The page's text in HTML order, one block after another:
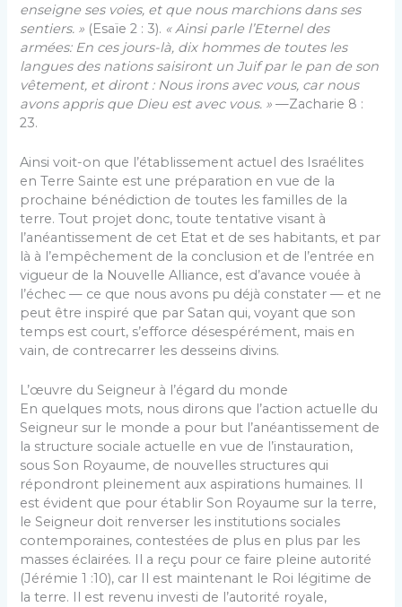
enseigne ses voies, et que nous marchions dans ses
sentiers. » (Esaïe 2 : 3). « Ainsi parle l’Eternel des
armées: En ces jours-là, dix hommes de toutes les
langues des nations saisiront un Juif par le pan de son
vêtement, et diront : Nous irons avec vous, car nous
avons appris que Dieu est avec vous. » —Zacharie 8 :
23.
Ainsi voit-on que l’établissement actuel des Israélites
en Terre Sainte est une préparation en vue de la
prochaine bénédiction de toutes les familles de la
terre. Tout projet donc, toute tentative visant à
l’anéantissement de cet Etat et de ses habitants, et par
là à l’empêchement de la conclusion et de l’entrée en
vigueur de la Nouvelle Alliance, est d’avance vouée à
l’échec — ce que nous avons pu déjà constater — et ne
peut être inspiré que par Satan qui, voyant que son
temps est court, s’efforce désespérément, mais en
vain, de contrecarrer les desseins divins.
L’œuvre du Seigneur à l’égard du monde
En quelques mots, nous dirons que l’action actuelle du
Seigneur sur le monde a pour but l’anéantissement de
la structure sociale actuelle en vue de l’instauration,
sous Son Royaume, de nouvelles structures qui
répondront pleinement aux aspirations humaines. Il
est évident que pour établir Son Royaume sur la terre,
le Seigneur doit renverser les institutions sociales
contemporaines, contestées de plus en plus par les
masses éclairées. Il a reçu pour ce faire pleine autorité
(Jérémie 1 :10), car Il est maintenant le Roi légitime de
la terre. Il est revenu investi de l’autorité royale,